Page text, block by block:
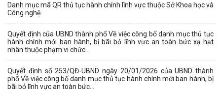
Danh mục mã QR thủ tục hành chính lĩnh vực thuộc Sở Khoa học và
Công nghệ
Quyết định của UBND thành phố Về việc công bố danh mục thủ tục
hành chính mới ban hành, bị bãi bỏ lĩnh vực an toàn bức xạ hạt
nhân thuộc phạm vi chức...
Quyết định số 253/QĐ-UBND ngày 20/01/2026 của UBND thành
phố Về việc công bố danh mục thủ tục hành chính mới ban hành, bị
bãi bỏ lĩnh vực an toàn bức...